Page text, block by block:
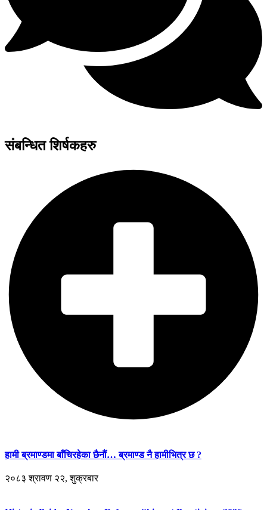
संबन्धित शिर्षकहरु
हामी ब्रमाण्डमा बाँचिरहेका छैनौं… ब्रमाण्ड नै हामीभित्र छ ?
२०८३ श्रावण २२, शुक्रबार